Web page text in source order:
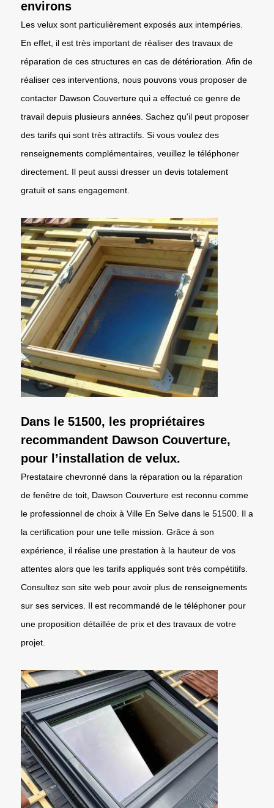
environs
Les velux sont particulièrement exposés aux intempéries.
En effet, il est très important de réaliser des travaux de
réparation de ces structures en cas de détérioration. Afin de
réaliser ces interventions, nous pouvons vous proposer de
contacter Dawson Couverture qui a effectué ce genre de
travail depuis plusieurs années. Sachez qu'il peut proposer
des tarifs qui sont très attractifs. Si vous voulez des
renseignements complémentaires, veuillez le téléphoner
directement. Il peut aussi dresser un devis totalement
gratuit et sans engagement.
Dans le 51500, les propriétaires
recommandent Dawson Couverture,
pour l’installation de velux.
Prestataire chevronné dans la réparation ou la réparation
de fenêtre de toit, Dawson Couverture est reconnu comme
le professionnel de choix à Ville En Selve dans le 51500. Il a
la certification pour une telle mission. Grâce à son
expérience, il réalise une prestation à la hauteur de vos
attentes alors que les tarifs appliqués sont très compétitifs.
Consultez son site web pour avoir plus de renseignements
sur ses services. Il est recommandé de le téléphoner pour
une proposition détaillée de prix et des travaux de votre
projet.